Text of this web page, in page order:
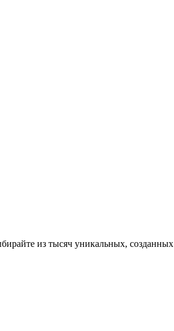
из тысяч уникальных,